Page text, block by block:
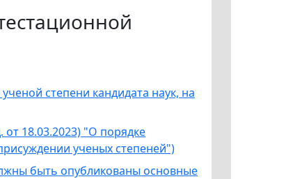
степени кандидата наук, на
от 18.03.2023) "О порядке
ученых степеней")
быть опубликованы основные